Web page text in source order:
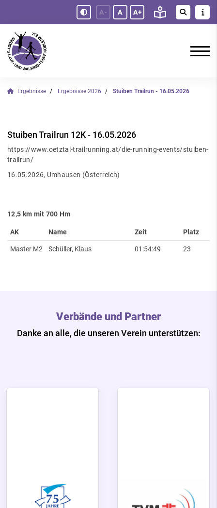
A- A A+
Ergebnisse Ergebnisse 2026 Stuiben Trailrun - 16.05.2026
Stuiben Trailrun 12K - 16.05.2026
https://www.oetztal-trailrunning.at/die-running-events/stuiben-
trailrun/
16.05.2026, Umhausen (Österreich)
12,5 km mit 700 Hm
AK Name Zeit Platz
Master M2 Schüller, Klaus 01:54:49 23
Verbände und Partner
Danke an alle, die unseren Verein unterstützen: